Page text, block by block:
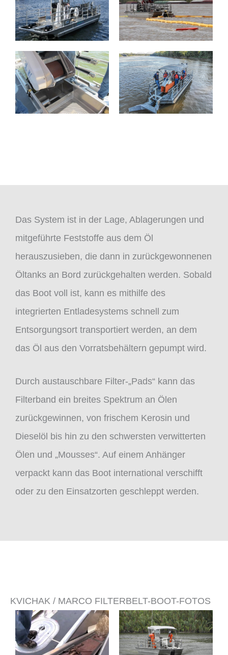
Das System ist in der Lage, Ablagerungen und
mitgeführte Feststoffe aus dem Öl
herauszusieben, die dann in zurückgewonnenen
Öltanks an Bord zurückgehalten werden. Sobald
das Boot voll ist, kann es mithilfe des
integrierten Entladesystems schnell zum
Entsorgungsort transportiert werden, an dem
das Öl aus den Vorratsbehältern gepumpt wird.
Durch austauschbare Filter-„Pads“ kann das
Filterband ein breites Spektrum an Ölen
zurückgewinnen, von frischem Kerosin und
Dieselöl bis hin zu den schwersten verwitterten
Ölen und „Mousses“. Auf einem Anhänger
verpackt kann das Boot international verschifft
oder zu den Einsatzorten geschleppt werden.
KVICHAK / MARCO FILTERBELT-BOOT-FOTOS